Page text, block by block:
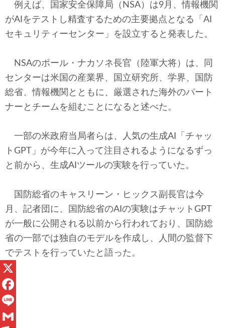
例えば、国家安全保障局（NSA）は9月、情報機関
がAIをテストし精査するための主要拠点となる「AI
セキュリティーセンター」を設立すると発表した。
NSAのポール・ナカソネ長官（陸軍大将）は、同
センターは米国の産業界、国立研究所、学界、国防
総省、情報機関とともに、厳選された海外のパート
ナーとチームを組むことになると述べた。
一部の米政府当局者らは、人気の生成AI「チャッ
トGPT」が今年に入って注目されるようになるずっ
と前から、生成AIツールの実験を行っていた。
国防総省のキャスリーン・ヒックス副長官は今
月、記者団に、国防総省のAIの実験はチャットGPT
が一般に公開される以前から行われており、国防総
省の一部では独自のモデルを作成し、人間の監督下
でテストを行っていたと語った。
X
F
aL